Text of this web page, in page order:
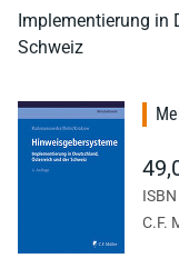
Implementierung in
Schweiz
C.F.